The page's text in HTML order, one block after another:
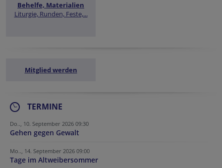
Behelfe, Materialien
Liturgie, Runden, Feste,...
Mitglied werden
TERMINE
Do.., 10. September 2026 09:30
Gehen gegen Gewalt
Mo.., 14. September 2026 09:00
Tage im Altweibersommer